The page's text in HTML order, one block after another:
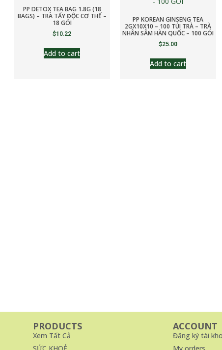
PP DETOX TEA BAG 1.8G (18
BAGS) – TRÀ TẨY ĐỘC CƠ THỂ –
18 GÓI
$10.22
Add to cart
PP KOREAN GINSENG TEA
2GX10X10 – 100 TÚI TRÀ – TRÀ
NHÂN SÂM HÀN QUỐC – 100 GÓI
$25.00
Add to cart
PRODUCTS
Xem Tất Cả
ACCOUNT
Đăng ký tài